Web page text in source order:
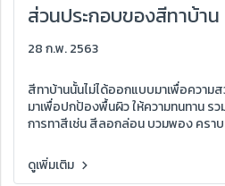
ส่วนประกอบของสีทาบ้าน​
28 ก.พ. 2563
สีทาบ้านนั้นไม่ได้ออกแบบมาเพื่อความ
มาเพื่อปกป้องพื้นผิว ให้ความทนทาน
การทาสีเช่น สีลอกล่อน บวมพอง ครา
ดูเพิ่มเติม